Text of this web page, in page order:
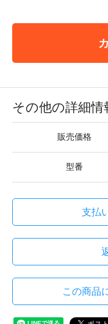
その他の詳細情
販売価格
型番
支払
この商品